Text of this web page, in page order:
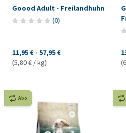
Goood Adult - Freilandhuhn
(0)
11,95 € - 57,95 €
(5,80 € / kg)
Abo